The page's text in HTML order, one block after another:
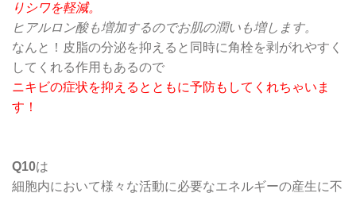
りシワを軽減。
ヒアルロン酸も増加するのでお肌の潤いも増します。
なんと！皮脂の分泌を抑えると同時に角栓を剥がれやすく
してくれる作用もあるので
ニキビの症状を抑えるとともに予防もしてくれちゃいま
す！
Q10は
細胞内において様々な活動に必要なエネルギーの産生に不